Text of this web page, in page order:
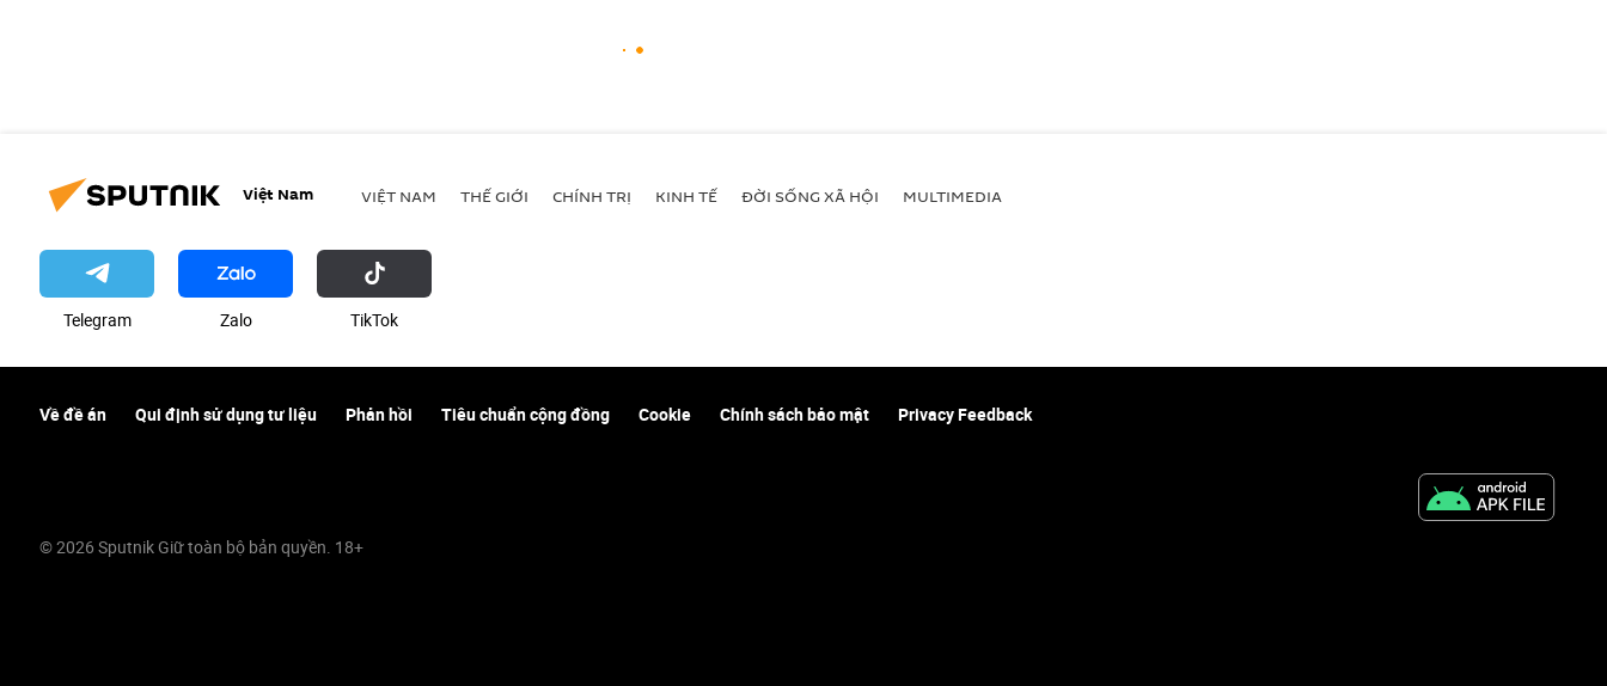
Việt Nam VIỆT NAM THẾ GIỚI CHÍNH TRỊ KINH TẾ ĐỜI SỐNG XÃ HỘI MULTIMEDIA
Telegram Zalo ТikТоk
Về đề án Qui định sử dụng tư liệu Phản hồi Tiêu chuẩn cộng đồng Cookie Chính sách bảo mật Privacy Feedback
© 2026 Sputnik Giữ toàn bộ bản quyền. 18+